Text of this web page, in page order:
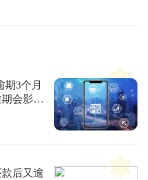
3个月
会影响
后又逾